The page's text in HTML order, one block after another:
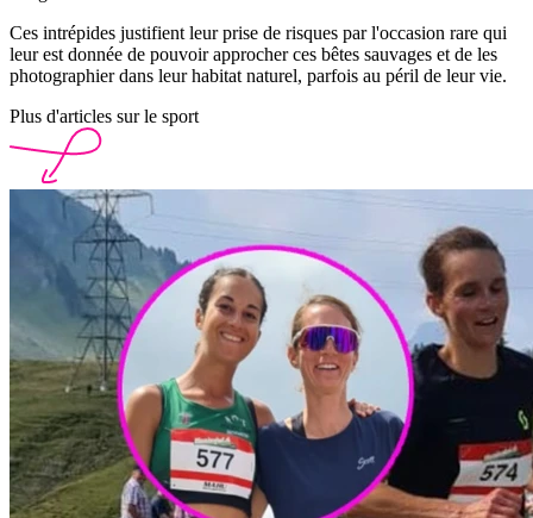
Ces intrépides justifient leur prise de risques par l'occasion rare qui
leur est donnée de pouvoir approcher ces bêtes sauvages et de les
photographier dans leur habitat naturel, parfois au péril de leur vie.
Plus d'articles sur le sport